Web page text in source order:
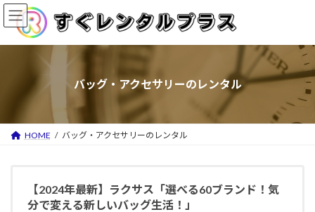
コ
ン
テ
キ
ナ
ビ
ゲ
に
バッグ・アクセサリーのレンタル
HOME バッグ・アクセサリーのレンタル
【2024年最新】ラクサス「選べる60ブランド！気
分で変える新しいバッグ生活！」